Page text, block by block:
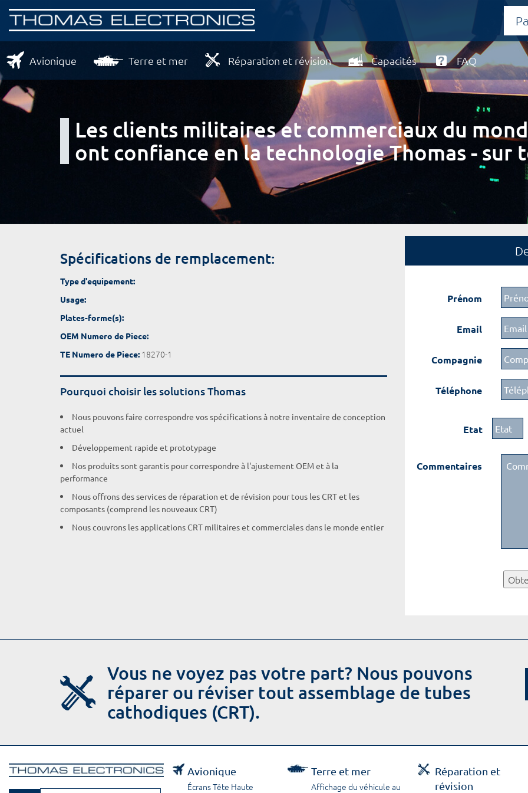
Avionique Terre et mer Réparation et révision Capacités FAQ
Les clients militaires et commerciaux du
ont confiance en la technologie Thomas - sur
Spécifications de remplacement:
Type d'equipement:
Usage:
Plates-forme(s):
OEM Numero de Piece:
TE Numero de Piece: 18270-1
Pourquoi choisir les solutions Thomas
Nous pouvons faire correspondre vos spécifications à notre inventaire de conception
actuel
Développement rapide et prototypage
Nos produits sont garantis pour correspondre à l'ajustement OEM et à la
performance
Nous offrons des services de réparation et de révision pour tous les CRT et les
composants (comprend les nouveaux CRT)
Nous couvrons les applications CRT militaires et commerciales dans le monde entier
Prénom
Email
Compagnie
Téléphone
Etat
Commentaires
Vous ne voyez pas votre part? Nous pouvons
réparer ou réviser tout assemblage de tubes
cathodiques (CRT).
Avionique
Écrans Tête Haute
Terre et mer
Affichage du véhicule au
Réparation et
révision